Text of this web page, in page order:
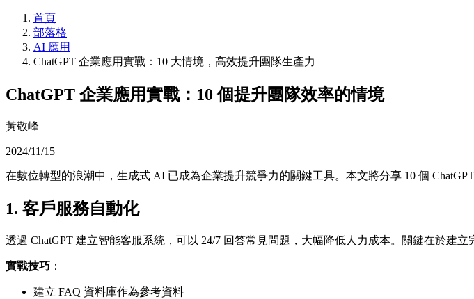
首頁
部落格
AI 應用
ChatGPT 企業應用實戰：10 大情境，高效提升團隊生產力
ChatGPT 企業應用實戰：10 個提升團隊效率的情境
黃敬峰
2024/11/15
在數位轉型的浪潮中，生成式 AI 已成為企業提升競爭力的關鍵工具。本文將分享 10 個
1. 客戶服務自動化
透過 ChatGPT 建立智能客服系統，可以 24/7 回答常見問題，大幅降低人力成本。關鍵在於建立
實戰技巧 ：
建立 FAQ 資料庫作為參考資料